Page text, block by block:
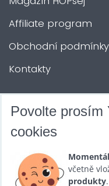
Affiliate program
Obchodní podmínky
Kontakty
DALŠÍ SLUŽBY
Půjčovna
Povolte prosím
cookies
včetně
produkty